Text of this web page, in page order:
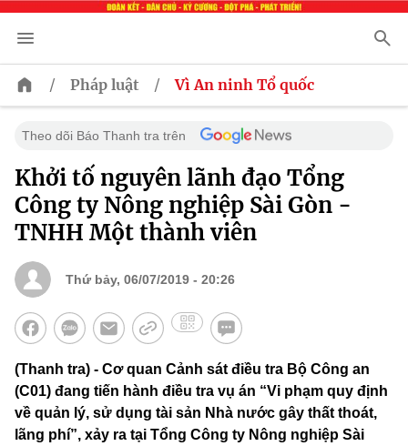
/ Pháp luật / Vì An ninh Tổ quốc
Theo dõi Báo Thanh tra trên
Khởi tố nguyên lãnh đạo Tổng
Công ty Nông nghiệp Sài Gòn -
TNHH Một thành viên
Thứ bảy, 06/07/2019 - 20:26
(Thanh tra) - Cơ quan Cảnh sát điều tra Bộ Công an
(C01) đang tiến hành điều tra vụ án “Vi phạm quy định
về quản lý, sử dụng tài sản Nhà nước gây thất thoát,
lãng phí”, xảy ra tại Tổng Công ty Nông nghiệp Sài